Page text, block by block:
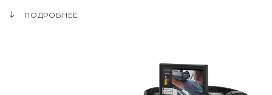
ПОДРОБНЕЕ